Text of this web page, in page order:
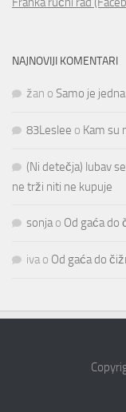
NAJNOVIJI KOMENTARI
žan o Samo je
83Leslee o Kam su
(Ni detečja) lubav
ne trži niti ne kupuje
sonjao Od gaća do
iva o Od gaća do